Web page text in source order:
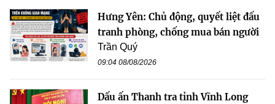
Hưng Yên: Chủ động, quyết liệt đấu
tranh phòng, chống mua bán người
Trần Quý
09:04 08/08/2026
Dấu ấn Thanh tra tỉnh Vĩnh Long